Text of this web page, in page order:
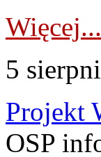
Więcej...
5
Projekt
OSP